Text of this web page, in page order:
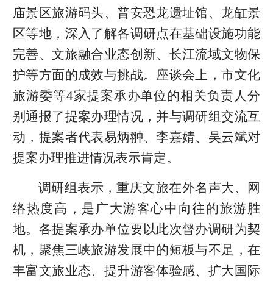
庙景区旅游码头、普安恐龙遗址馆、龙缸景
区等地，深入了解各调研点在基础设施功能
完善、文旅融合业态创新、长江流域文物保
护等方面的成效与挑战。座谈会上，市文化
旅游委等4家提案承办单位的相关负责人分
别通报了提案办理情况，并与调研组交流互
动，提案者代表易炳翀、李嘉婧、吴云斌对
提案办理推进情况表示肯定。
调研组表示，重庆文旅在外名声大、网
络热度高，是广大游客心中向往的旅游胜
地。各提案承办单位要以此次督办调研为契
机，聚焦三峡旅游发展中的短板与不足，在
丰富文旅业态、提升游客体验感、扩大国际